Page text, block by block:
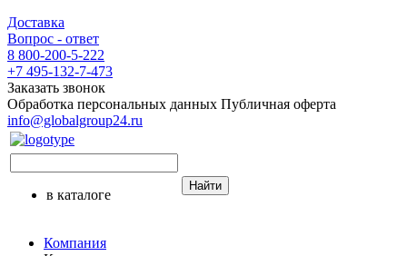
Доставка
Вопрос - ответ
8 800-200-5-222
+7 495-132-7-473
Заказать звонок
Обработка персональных данных Публичная оферта
info@globalgroup24.ru
в каталоге
Найти
Компания